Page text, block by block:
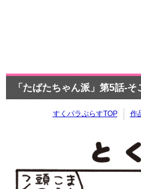
「たばたちゃん派」第5話-そ
すくパラぷらすTOP 作